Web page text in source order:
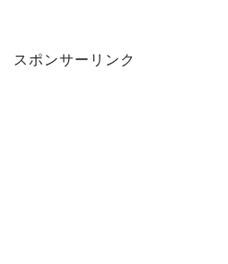
スポンサーリンク